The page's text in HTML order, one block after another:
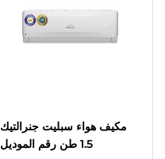
مكيف هواء سبليت جنرالتيك
1.5 طن رقم الموديل